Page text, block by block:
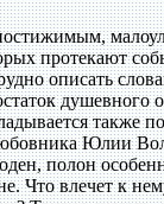
протекают
описать
также
Юлии
полон
Что влечет к